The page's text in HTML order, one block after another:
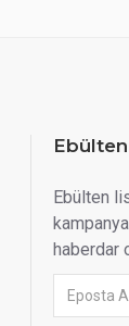
Ebülten
Ebülten
haberdar